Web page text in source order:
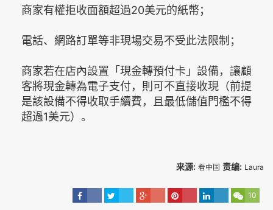
商家有權拒收面額超過20美元的紙幣；
電話、網路訂單等非現場交易不受此法限制；
商家若在店內設置「現金轉預付卡」設備，讓顧
客將現金轉為電子支付，則可不直接收現（前提
是該設備不得收取手續費，且最低儲值門檻不得
超過1美元）。
来源: 看中国 责编: Laura
10